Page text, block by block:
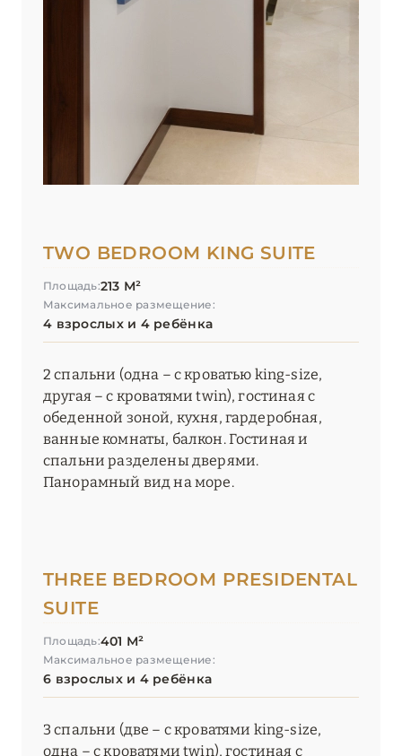
TWO BEDROOM KING SUITE
Площадь:213 М²
Максимальное размещение:
4 взрослых и 4 ребёнка
2 спальни (одна – с кроватью king-size,
другая – с кроватями twin), гостиная с
обеденной зоной, кухня, гардеробная,
ванные комнаты, балкон. Гостиная и
спальни разделены дверями.
Панорамный вид на море.
THREE BEDROOM PRESIDENTAL
SUITE
Площадь:401 М²
Максимальное размещение:
6 взрослых и 4 ребёнка
3 спальни (две – с кроватями king-size,
одна – с кроватями twin), гостиная с